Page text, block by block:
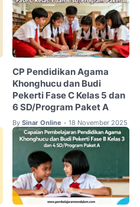
CP Pendidikan Agama
Khonghucu dan Budi
Pekerti Fase C Kelas 5 dan
6 SD/Program Paket A
By Sinar Online • 18 November 2025